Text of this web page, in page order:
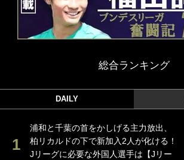
総合ランキング
DAILY
浦和と千葉の首をかしげる主力放出、
柏リカルドの下で新加入2人が化ける！
Jリーグに必要な外国人選手は【Jリー